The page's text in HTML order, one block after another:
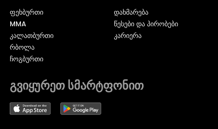
ᲤᲔᲮᲑᲣᲠᲗᲘ
MMA
ᲙᲐᲚᲐᲗᲑᲣᲠᲗᲘ
ᲠᲑᲝᲚᲐ
ᲩᲝᲒᲑᲣᲠᲗᲘ
დახმარება
წესები და პირობები
კარიერა
გვიყურეთ სმარტფონით